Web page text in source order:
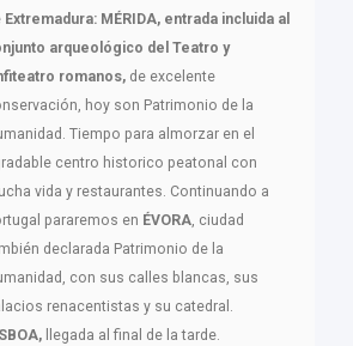
Extremadura: MÉRIDA, entrada incluida al
arqueológico del Teatro y
romanos, de excelente
hoy son Patrimonio de la
Tiempo para almorzar en el
centro historico peatonal con
vida y restaurantes. Continuando a
pararemos en ÉVORA, ciudad
declarada Patrimonio de la
con sus calles blancas, sus
renacentistas y su catedral.
llegada al final de la tarde.